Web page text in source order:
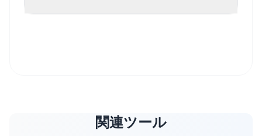
関連ツール